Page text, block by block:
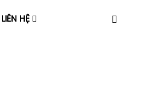
LIÊN HỆ